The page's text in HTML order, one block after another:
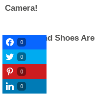
0
0
0
0